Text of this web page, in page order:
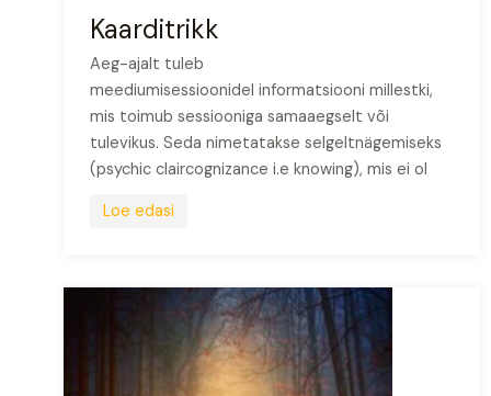
Kaarditrikk
Aeg-ajalt tuleb
meediumisessioonidel informatsiooni millestki,
mis toimub sessiooniga samaaegselt või
tulevikus. Seda nimetatakse selgeltnägemiseks
(psychic claircognizance i.e knowing), mis ei ol
Loe edasi